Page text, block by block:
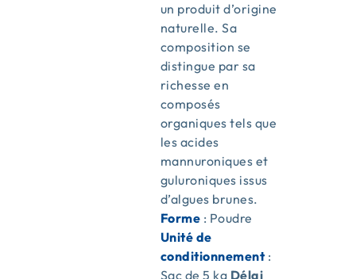
un produit d’origine
naturelle. Sa
composition se
distingue par sa
richesse en
composés
organiques tels que
les acides
mannuroniques et
guluroniques issus
d’algues brunes.
Forme : Poudre
Unité de
conditionnement:
Sac de 5 kg Délai